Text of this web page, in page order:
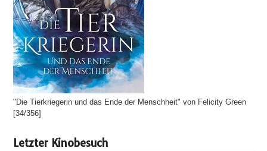
"Die Tierkriegerin und das Ende der Menschheit" von Felicity Green
[34/356]
Letzter Kinobesuch